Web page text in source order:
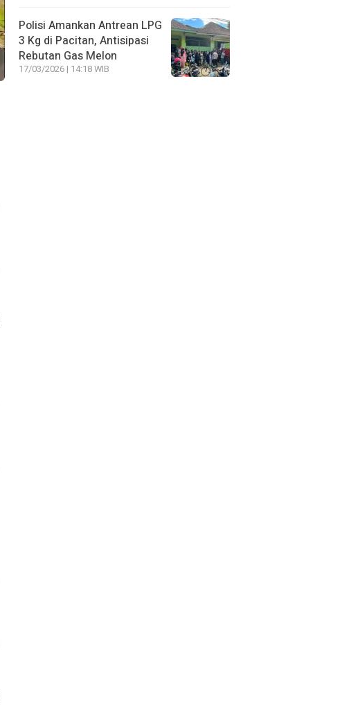
Polisi Amankan Antrean LPG
3 Kg di Pacitan, Antisipasi
Rebutan Gas Melon
17/03/2026 | 14:18 WIB